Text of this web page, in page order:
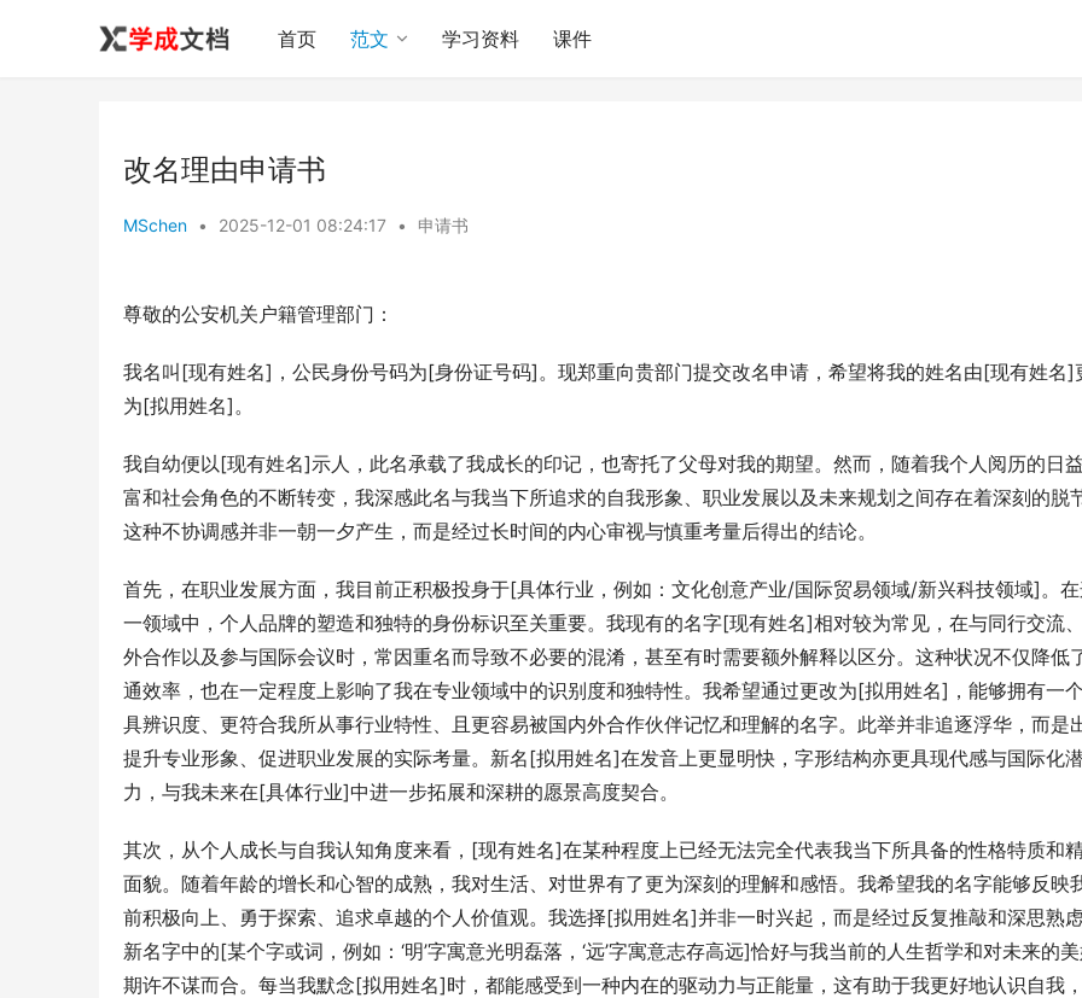
首页 范文 学习资料 课件
改名理由申请书
MSchen • 2025-12-01 08:24:17 • 申请书
尊敬的公安机关户籍管理部门：
我名叫[现有姓名]，公民身份号码为[身份证号码]。现郑重向贵部门提交改名申请，希望将我的姓名由[现有姓名]
为[拟用姓名]。
我自幼便以[现有姓名]示人，此名承载了我成长的印记，也寄托了父母对我的期望。然而，随着我个人阅历的日
富和社会角色的不断转变，我深感此名与我当下所追求的自我形象、职业发展以及未来规划之间存在着深刻的脱节
这种不协调感并非一朝一夕产生，而是经过长时间的内心审视与慎重考量后得出的结论。
首先，在职业发展方面，我目前正积极投身于[具体行业，例如：文化创意产业/国际贸易领域/新兴科技领域]。
一领域中，个人品牌的塑造和独特的身份标识至关重要。我现有的名字[现有姓名]相对较为常见，在与同行交流
外合作以及参与国际会议时，常因重名而导致不必要的混淆，甚至有时需要额外解释以区分。这种状况不仅降低
通效率，也在一定程度上影响了我在专业领域中的识别度和独特性。我希望通过更改为[拟用姓名]，能够拥有一
具辨识度、更符合我所从事行业特性、且更容易被国内外合作伙伴记忆和理解的名字。此举并非追逐浮华，而是
提升专业形象、促进职业发展的实际考量。新名[拟用姓名]在发音上更显明快，字形结构亦更具现代感与国际化
力，与我未来在[具体行业]中进一步拓展和深耕的愿景高度契合。
其次，从个人成长与自我认知角度来看，[现有姓名]在某种程度上已经无法完全代表我当下所具备的性格特质和
面貌。随着年龄的增长和心智的成熟，我对生活、对世界有了更为深刻的理解和感悟。我希望我的名字能够反映
前积极向上、勇于探索、追求卓越的个人价值观。我选择[拟用姓名]并非一时兴起，而是经过反复推敲和深思熟虑
新名字中的[某个字或词，例如：‘明’字寓意光明磊落，‘远’字寓意志存高远]恰好与我当前的人生哲学和对未来的
期许不谋而合。每当我默念[拟用姓名]时，都能感受到一种内在的驱动力与正能量，这有助于我更好地认识自我